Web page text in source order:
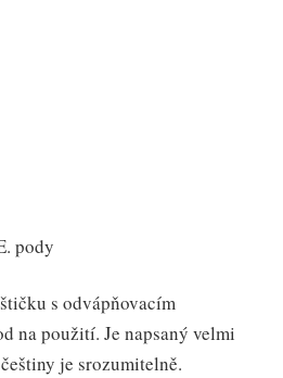
pody
s odvápňovacím
na použití. Je napsaný velmi
je srozumitelně.